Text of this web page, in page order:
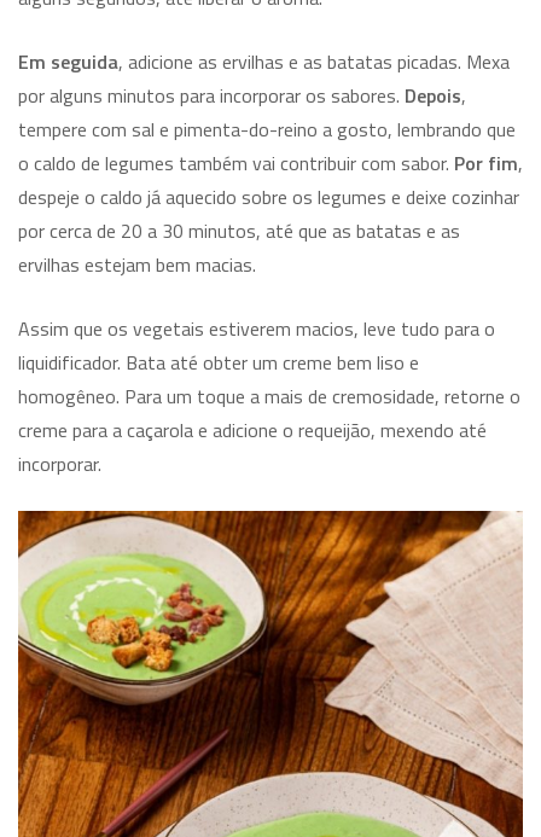
Em seguida, adicione as ervilhas e as batatas picadas. Mexa
por alguns minutos para incorporar os sabores. Depois,
tempere com sal e pimenta-do-reino a gosto, lembrando que
o caldo de legumes também vai contribuir com sabor. Por fim,
despeje o caldo já aquecido sobre os legumes e deixe cozinhar
por cerca de 20 a 30 minutos, até que as batatas e as
ervilhas estejam bem macias.
Assim que os vegetais estiverem macios, leve tudo para o
liquidificador. Bata até obter um creme bem liso e
homogêneo. Para um toque a mais de cremosidade, retorne o
creme para a caçarola e adicione o requeijão, mexendo até
incorporar.